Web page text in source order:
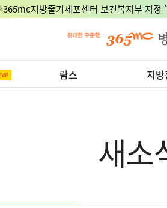
지방줄기세포센터 보건복지부 지정
람스 지
새소